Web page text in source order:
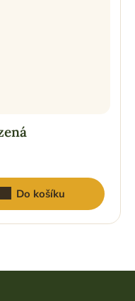
Do košíku